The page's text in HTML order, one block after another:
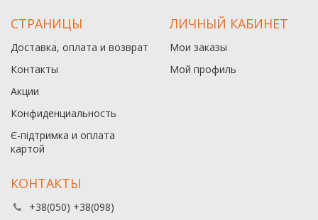
СТРАНИЦЫ
Доставка, оплата и возврат
Контакты
Акции
Конфиденциальность
Є-підтримка и оплата
картой
ЛИЧНЫЙ КАБИНЕТ
Мои заказы
Мой профиль
КОНТАКТЫ
+38(050) +38(098)